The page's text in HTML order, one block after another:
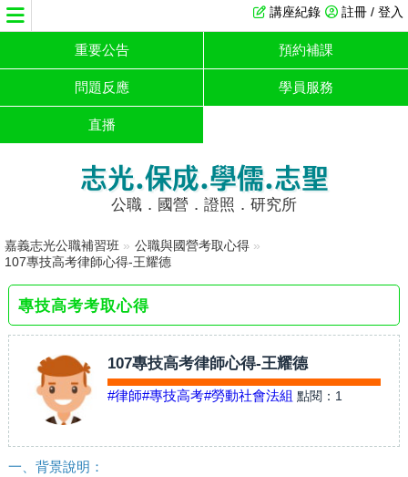
註冊 / 登入
講座紀錄
重要公告 預約補課
問題反應 學員服務
直播
志光.保成.學儒.志聖
公職．國營．證照．研究所
嘉義志光公職補習班 » 公職與國營考取心得 »
107專技高考律師心得-王耀德
專技高考考取心得
107專技高考律師心得-王耀德
#律師#專技高考#勞動社會法組 點閱： 1
一、背景說明：